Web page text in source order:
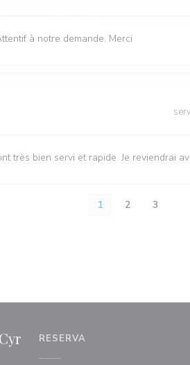
à notre demande. Merci
très bien servi et rapide. Je reviendrai
1 2 3
RESERVA